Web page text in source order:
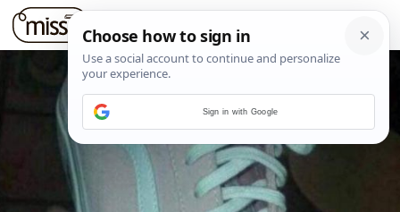
Sign in with Google